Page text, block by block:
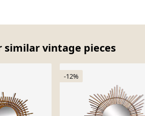
vintage pieces
-12%